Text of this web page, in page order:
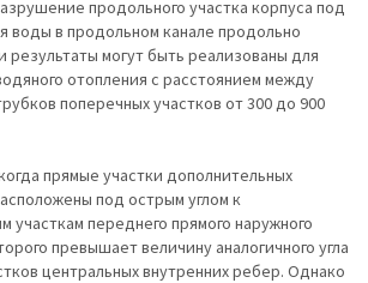
продольного участка корпуса под
воды в продольном канале продольно
результаты могут быть реализованы для
отопления с расстоянием между
поперечных участков от 300 до 900
прямые участки дополнительных
под острым углом к
участкам переднего прямого наружного
превышает величину аналогичного угла
центральных внутренних ребер. Однако